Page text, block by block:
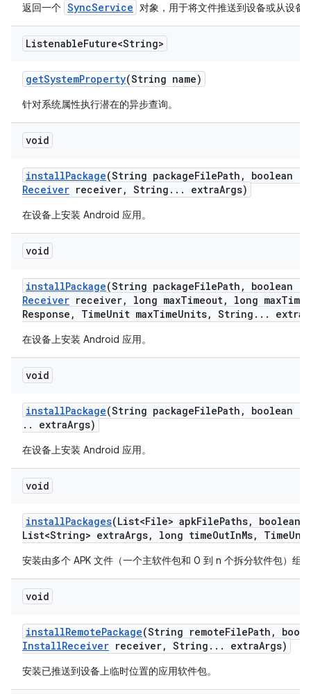
返回一个 SyncService 对象，用于将文件推送到设备或从设备
ListenableFuture<String>
getSystemProperty(String name)
针对系统属性执行潜在的异步查询。
void
installPackage(String packageFilePath ,
boolean
Receiver receiver, String . . . extraArgs)
在设备上安装 Android 应用。
void
installPackage(String packageFilePath ,
boolean
Receiver receiver, long maxTimeout, long maxTime
Response , TimeUnit maxTimeUnits, String . . . extra
在设备上安装 Android 应用。
void
installPackage(String packageFilePath ,
boolean
. . extraArgs)
在设备上安装 Android 应用。
void
installPackages(List<File> apkFilePaths,
boolean
List<String> extraArgs, long timeOutInMs, Time
安装由多个 APK 文件（一个主软件包和 0 到 n 个拆分软件包）组
void
installRemotePackage(String remoteFilePath ,
InstallReceiver receiver, String . . . extraArgs)
安装已推送到设备上临时位置的应用软件包。